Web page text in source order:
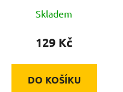
Skladem
129 Kč
DO KOŠÍKU